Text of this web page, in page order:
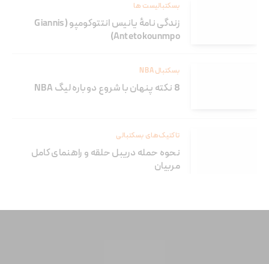
بسکتبالیست ها
زندگی نامۀ یانیس انتتوکومپو (Giannis
Antetokounmpo)
بسکتبال NBA
8 نکته پنهان با شروع دوباره لیگ NBA
تاکتیک‌های بسکتبالی
نحوه حمله دریبل حلقه و راهنمای کامل
مربیان